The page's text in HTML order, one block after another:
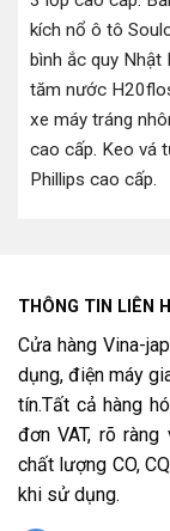
kích nổ ô tô
bình ắc quy Nhật
tăm nước
xe máy tráng
cao cấp. Keo vá
Phillips cao cấp.
THÔNG TIN LIÊN
Cửa hàng Vina-
dụng, điện máy
tín.Tất cả hàng
đơn VAT, rõ
chất lượng CO,
khi sử dụng.